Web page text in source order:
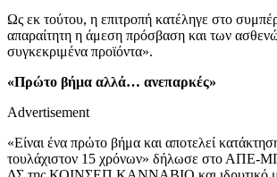
Ως εκ τούτου, η επιτροπή κατέληγε στο
απαραίτητη η άμεση πρόσβαση και των
συγκεκριμένα προϊόντα».
«Πρώτο βήμα αλλά… ανεπαρκές»
Advertisement
«Είναι ένα πρώτο βήμα και αποτελεί
τουλάχιστον 15 χρόνων» δήλωσε στο ΑΠΕ-